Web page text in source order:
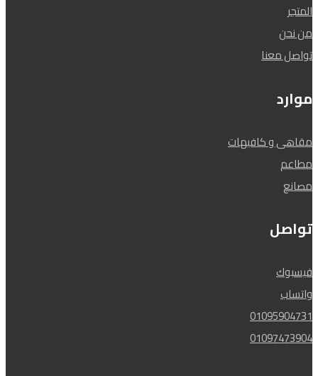
المتجر
من نحن
تواصل معنا
موارد
مقاهى و كافيهات
مطاعم
مصانع
تواصل
فيسبوك
واتساب
01095904731
01097473904